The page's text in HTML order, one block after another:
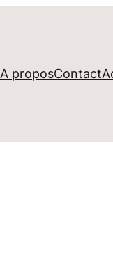
A proposContact